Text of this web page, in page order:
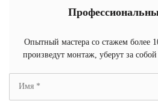
Опытный мастера со стажем более
произведут монтаж, уберут за